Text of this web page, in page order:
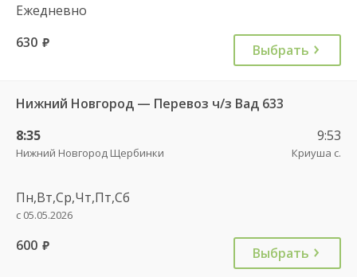
Ежедневно
630 руб. Выбрать
Нижний Новгород — Перевоз ч/з Вад 633
8:35
Нижний Новгород Щербинки
9:53
Криуша с.
Пн,Вт,Ср,Чт,Пт,Сб
с 05.05.2026
600 руб. Выбрать